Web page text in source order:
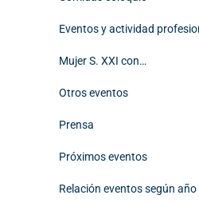
Eventos y actividad
Mujer S. XXI con…
Otros eventos
Prensa
Próximos eventos
Relación eventos según año